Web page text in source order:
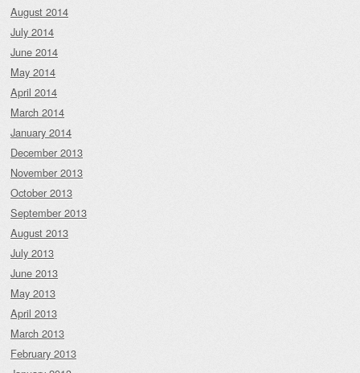
August 2014
July 2014
June 2014
May 2014
April 2014
March 2014
January 2014
December 2013
November 2013
October 2013
September 2013
August 2013
July 2013
June 2013
May 2013
April 2013
March 2013
February 2013